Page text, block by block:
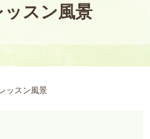
スン風景
ッスン風景